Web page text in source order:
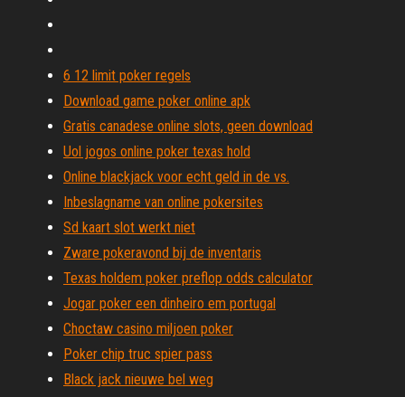
6 12 limit poker regels
Download game poker online apk
Gratis canadese online slots, geen download
Uol jogos online poker texas hold
Online blackjack voor echt geld in de vs.
Inbeslagname van online pokersites
Sd kaart slot werkt niet
Zware pokeravond bij de inventaris
Texas holdem poker preflop odds calculator
Jogar poker een dinheiro em portugal
Choctaw casino miljoen poker
Poker chip truc spier pass
Black jack nieuwe bel weg